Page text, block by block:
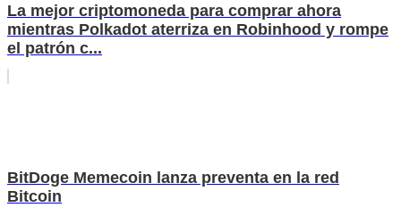
La mejor criptomoneda para comprar ahora
mientras Polkadot aterriza en Robinhood y rompe
el patrón c...
BitDoge Memecoin lanza preventa en la red
Bitcoin